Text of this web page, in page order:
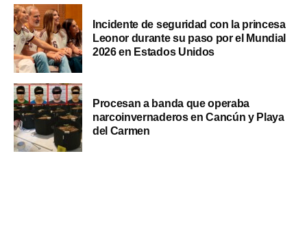
Incidente de seguridad con la princesa
Leonor durante su paso por el Mundial
2026 en Estados Unidos
Procesan a banda que operaba
narcoinvernaderos en Cancún y Playa
del Carmen